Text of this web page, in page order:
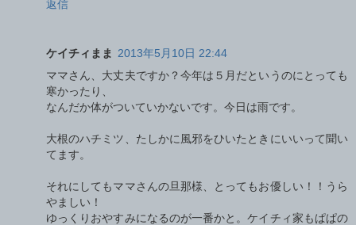
返信
ケイチィまま
2013年5月10日 22:44
ママさん、大丈夫ですか？今年は５月だというのにとっても
寒かったり、
なんだか体がついていかないです。今日は雨です。
大根のハチミツ、たしかに風邪をひいたときにいいって聞い
てます。
それにしてもママさんの旦那様、とってもお優しい！！うら
やましい！
ゆっくりおやすみになるのが一番かと。ケイチィ家もぱぱの